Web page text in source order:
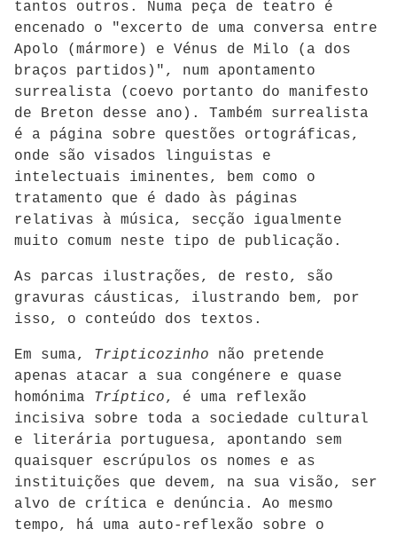
tantos outros. Numa peça de teatro é
encenado o "excerto de uma conversa entre
Apolo (mármore) e Vénus de Milo (a dos
braços partidos)", num apontamento
surrealista (coevo portanto do manifesto
de Breton desse ano). Também surrealista
é a página sobre questões ortográficas,
onde são visados linguistas e
intelectuais iminentes, bem como o
tratamento que é dado às páginas
relativas à música, secção igualmente
muito comum neste tipo de publicação.
As parcas ilustrações, de resto, são
gravuras cáusticas, ilustrando bem, por
isso, o conteúdo dos textos.
Em suma, Tripticozinho não pretende
apenas atacar a sua congénere e quase
homónima Tríptico, é uma reflexão
incisiva sobre toda a sociedade cultural
e literária portuguesa, apontando sem
quaisquer escrúpulos os nomes e as
instituições que devem, na sua visão, ser
alvo de crítica e denúncia. Ao mesmo
tempo, há uma auto-reflexão sobre o